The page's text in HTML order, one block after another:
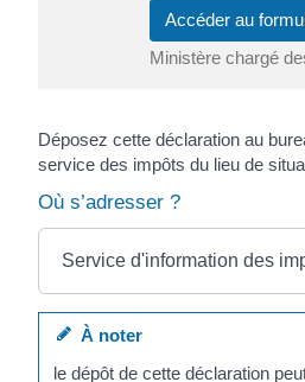
Accéder au
Ministère chargé
Déposez cette déclaration au
service des impôts du lieu de
Où s’adresser ?
Service d'information des
À noter
le dépôt de cette déclaration